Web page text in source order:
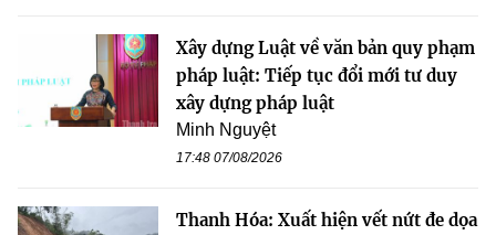
Xây dựng Luật về văn bản quy phạm
pháp luật: Tiếp tục đổi mới tư duy
xây dựng pháp luật
Minh Nguyệt
17:48 07/08/2026
Thanh Hóa: Xuất hiện vết nứt đe dọa